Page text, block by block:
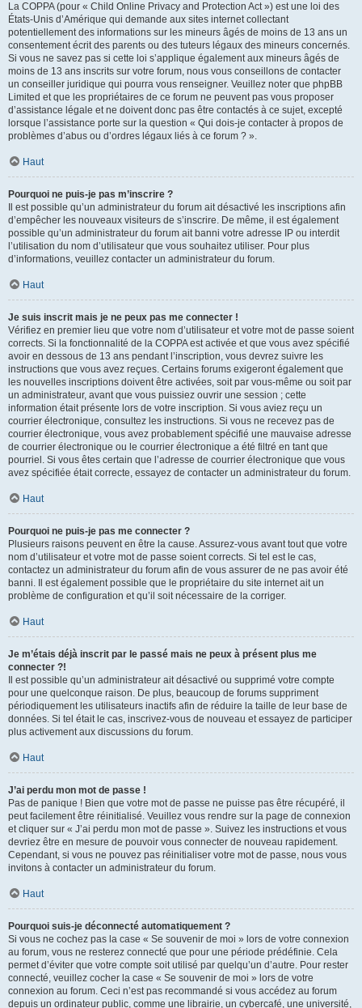
La COPPA (pour « Child Online Privacy and Protection Act ») est une loi des
États-Unis d’Amérique qui demande aux sites internet collectant
potentiellement des informations sur les mineurs âgés de moins de 13 ans un
consentement écrit des parents ou des tuteurs légaux des mineurs concernés.
Si vous ne savez pas si cette loi s’applique également aux mineurs âgés de
moins de 13 ans inscrits sur votre forum, nous vous conseillons de contacter
un conseiller juridique qui pourra vous renseigner. Veuillez noter que phpBB
Limited et que les propriétaires de ce forum ne peuvent pas vous proposer
d’assistance légale et ne doivent donc pas être contactés à ce sujet, excepté
lorsque l’assistance porte sur la question « Qui dois-je contacter à propos de
problèmes d’abus ou d’ordres légaux liés à ce forum ? ».
Haut
Pourquoi ne puis-je pas m’inscrire ?
Il est possible qu’un administrateur du forum ait désactivé les inscriptions afin
d’empêcher les nouveaux visiteurs de s’inscrire. De même, il est également
possible qu’un administrateur du forum ait banni votre adresse IP ou interdit
l’utilisation du nom d’utilisateur que vous souhaitez utiliser. Pour plus
d’informations, veuillez contacter un administrateur du forum.
Haut
Je suis inscrit mais je ne peux pas me connecter !
Vérifiez en premier lieu que votre nom d’utilisateur et votre mot de passe soient
corrects. Si la fonctionnalité de la COPPA est activée et que vous avez spécifié
avoir en dessous de 13 ans pendant l’inscription, vous devrez suivre les
instructions que vous avez reçues. Certains forums exigeront également que
les nouvelles inscriptions doivent être activées, soit par vous-même ou soit par
un administrateur, avant que vous puissiez ouvrir une session ; cette
information était présente lors de votre inscription. Si vous aviez reçu un
courrier électronique, consultez les instructions. Si vous ne recevez pas de
courrier électronique, vous avez probablement spécifié une mauvaise adresse
de courrier électronique ou le courrier électronique a été filtré en tant que
pourriel. Si vous êtes certain que l’adresse de courrier électronique que vous
avez spécifiée était correcte, essayez de contacter un administrateur du forum.
Haut
Pourquoi ne puis-je pas me connecter ?
Plusieurs raisons peuvent en être la cause. Assurez-vous avant tout que votre
nom d’utilisateur et votre mot de passe soient corrects. Si tel est le cas,
contactez un administrateur du forum afin de vous assurer de ne pas avoir été
banni. Il est également possible que le propriétaire du site internet ait un
problème de configuration et qu’il soit nécessaire de la corriger.
Haut
Je m’étais déjà inscrit par le passé mais ne peux à présent plus me
connecter ?!
Il est possible qu’un administrateur ait désactivé ou supprimé votre compte
pour une quelconque raison. De plus, beaucoup de forums suppriment
périodiquement les utilisateurs inactifs afin de réduire la taille de leur base de
données. Si tel était le cas, inscrivez-vous de nouveau et essayez de participer
plus activement aux discussions du forum.
Haut
J’ai perdu mon mot de passe !
Pas de panique ! Bien que votre mot de passe ne puisse pas être récupéré, il
peut facilement être réinitialisé. Veuillez vous rendre sur la page de connexion
et cliquer sur « J’ai perdu mon mot de passe ». Suivez les instructions et vous
devriez être en mesure de pouvoir vous connecter de nouveau rapidement.
Cependant, si vous ne pouvez pas réinitialiser votre mot de passe, nous vous
invitons à contacter un administrateur du forum.
Haut
Pourquoi suis-je déconnecté automatiquement ?
Si vous ne cochez pas la case « Se souvenir de moi » lors de votre connexion
au forum, vous ne resterez connecté que pour une période prédéfinie. Cela
permet d’éviter que votre compte soit utilisé par quelqu’un d’autre. Pour rester
connecté, veuillez cocher la case « Se souvenir de moi » lors de votre
connexion au forum. Ceci n’est pas recommandé si vous accédez au forum
depuis un ordinateur public, comme une librairie, un cybercafé, une université,